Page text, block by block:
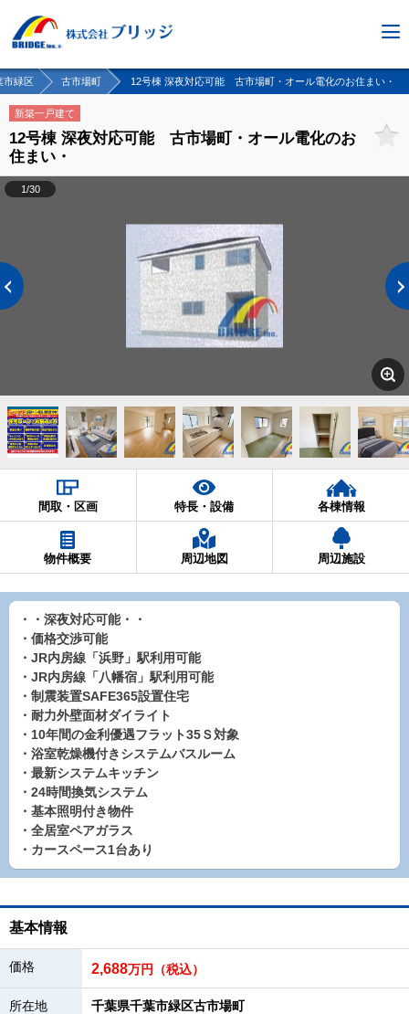
市緑区 古市場町 12号棟 深夜対応可能 古市場町・オール電化のお住まい・
新築一戸建て
12号棟 深夜対応可能 古市場町・オール電化のお
住まい・
1/30
間取・区画 特長・設備 各棟情報
物件概要 周辺地図 周辺施設
・・深夜対応可能・・
・価格交渉可能
・JR内房線「浜野」駅利用可能
・JR内房線「八幡宿」駅利用可能
・制震装置SAFE365設置住宅
・耐力外壁面材ダイライト
・10年間の金利優遇フラット35Ｓ対象
・浴室乾燥機付きシステムバスルーム
・最新システムキッチン
・24時間換気システム
・基本照明付き物件
・全居室ペアガラス
・カースペース1台あり
基本情報
価格 2,688万円（税込）
所在地 千葉県千葉市緑区古市場町